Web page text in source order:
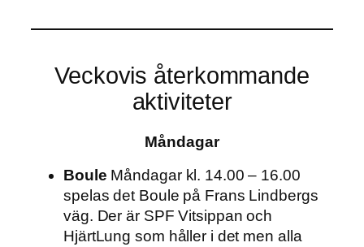
Veckovis återkommande
aktiviteter
Måndagar
Boule Måndagar kl. 14.00 – 16.00
spelas det Boule på Frans Lindbergs
väg. Der är SPF Vitsippan och
HjärtLung som håller i det men alla